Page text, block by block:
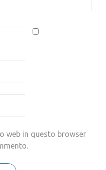
web in questo browser